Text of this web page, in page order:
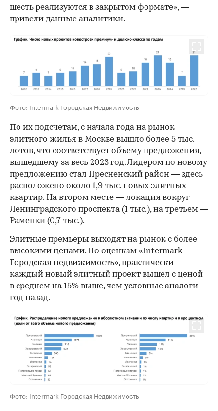
шесть реализуются в закрытом формате», —
привели данные аналитики.
Фото: Intermark Городская Недвижимость
00:00 / 00:00
По их подсчетам, с начала года на рынок
элитного жилья в Москве вышло более 5 тыс.
лотов, что соответствует объему предложения,
вышедшему за весь 2023 год. Лидером по новому
предложению стал Пресненский район — здесь
расположено около 1,9 тыс. новых элитных
квартир. На втором месте — локация вокруг
Ленинградского проспекта (1 тыс.), на третьем —
Раменки (0,7 тыс.).
Элитные премьеры выходят на рынок с более
высокими ценами. По оценкам «Intermark
Городская недвижимость», практически
каждый новый элитный проект вышел с ценой
в среднем на 15% выше, чем условные аналоги
год назад.
Фото: Intermark Городская Недвижимость